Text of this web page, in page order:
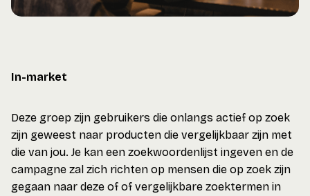
In-market
Deze groep zijn gebruikers die onlangs actief op zoek
zijn geweest naar producten die vergelijkbaar zijn met
die van jou. Je kan een zoekwoordenlijst ingeven en de
campagne zal zich richten op mensen die op zoek zijn
gegaan naar deze of of vergelijkbare zoektermen in